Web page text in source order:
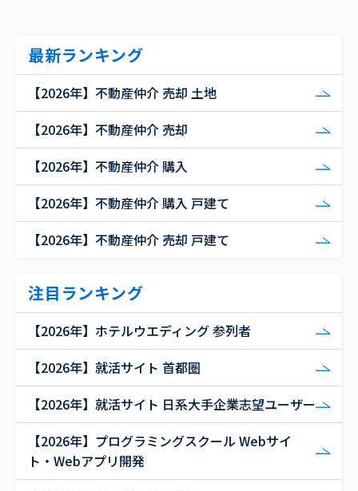
最新ランキング
【2026年】不動産仲介 売却 土地
【2026年】不動産仲介 売却
【2026年】不動産仲介 購入
【2026年】不動産仲介 購入 戸建て
【2026年】不動産仲介 売却 戸建て
注目ランキング
【2026年】ホテルウエディング 参列者
【2026年】就活サイト 首都圏
【2026年】就活サイト 日系大手企業志望ユーザー
【2026年】プログラミングスクール Webサイ
ト・Webアプリ開発